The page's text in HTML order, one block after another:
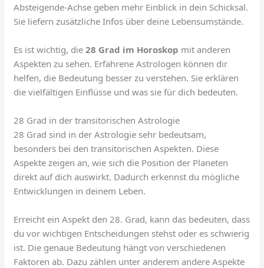
Absteigende-Achse geben mehr Einblick in dein Schicksal.
Sie liefern zusätzliche Infos über deine Lebensumstände.
Es ist wichtig, die28 Grad im Horoskop mit anderen
Aspekten zu sehen. Erfahrene Astrologen können dir
helfen, die Bedeutung besser zu verstehen. Sie erklären
die vielfältigen Einflüsse und was sie für dich bedeuten.
28 Grad in der transitorischen Astrologie
28 Grad sind in der Astrologie sehr bedeutsam,
besonders bei den transitorischen Aspekten. Diese
Aspekte zeigen an, wie sich die Position der Planeten
direkt auf dich auswirkt. Dadurch erkennst du mögliche
Entwicklungen in deinem Leben.
Erreicht ein Aspekt den 28. Grad, kann das bedeuten, dass
du vor wichtigen Entscheidungen stehst oder es schwierig
ist. Die genaue Bedeutung hängt von verschiedenen
Faktoren ab. Dazu zählen unter anderem andere Aspekte